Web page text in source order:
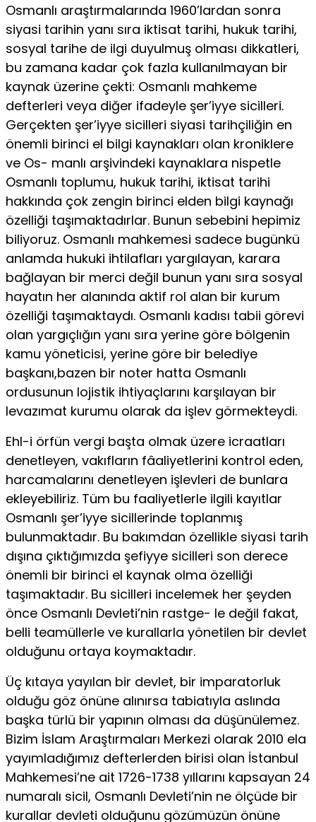
Osmanlı araştırmalarında 1960’lardan sonra
siyasi tarihin yanı sıra iktisat tarihi, hukuk tarihi,
sosyal tarihe de ilgi duyul­muş olması dikkatleri,
bu zamana kadar çok fazla kullanılmayan bir
kaynak üzerine çekti: Osmanlı mahkeme
defterleri veya diğer ifadeyle şer’iyye sicilleri.
Gerçekten şer’iyye sicilleri siyasi tarihçi­liğin en
önemli birinci el bilgi kaynakları olan kroniklere
ve Os- manlı arşivindeki kaynaklara nispetle
Osmanlı toplumu, hukuk tarihi, iktisat tarihi
hakkında çok zengin birinci elden bilgi kay­nağı
özelliği taşımaktadırlar. Bunun sebebini hepimiz
biliyoruz. Osmanlı mahkemesi sadece bugünkü
anlamda hukuki ihtilafları yargılayan, karara
bağlayan bir merci değil bunun yanı sıra sosyal
hayatın her alanında aktif rol alan bir kurum
özelliği taşımaktay­dı. Osmanlı kadısı tabii görevi
olan yargıçlığın yanı sıra yerine göre bölgenin
kamu yöneticisi, yerine göre bir belediye
başkanı,bazen bir noter hatta Osmanlı
ordusunun lojistik ihtiyaçlarını karşılayan bir
levazımat kurumu olarak da işlev görmekteydi.
Ehl-i örfün vergi başta olmak üzere icraatları
denetleyen, vakıfla­rın fâaliyetlerini kontrol eden,
harcamalarını denetleyen işlevleri de bunlara
ekleyebiliriz. Tüm bu faaliyetlerle ilgili kayıtlar
Osmanlı şer’iyye sicillerinde toplanmış
bulunmaktadır. Bu bakım­dan özellikle siyasi tarih
dışına çıktığımızda şefiyye sicilleri son derece
önemli bir birinci el kaynak olma özelliği
taşımaktadır. Bu sicilleri incelemek her şeyden
önce Osmanlı Devleti’nin rastge- le değil fakat,
belli teamüllerle ve kurallarla yönetilen bir devlet
olduğunu ortaya koymaktadır.
Üç kıtaya yayılan bir devlet, bir imparatorluk
olduğu göz önüne alınırsa tabiatıyla aslında
başka türlü bir yapının olması da düşünülemez.
Bizim İslam Araştır­maları Merkezi olarak 2010 ela
yayımladığımız defterlerden birisi olan İstanbul
Mahkemesi’ne ait 1726-1738 yıllarını kapsayan 24
numaralı sicil, Osmanlı Devleti’nin ne ölçüde bir
kurallar devle­ti olduğunu gözümüzün önüne